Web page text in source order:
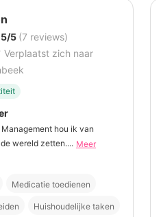
5/5 (7 reviews)
Verplaatst zich naar
hou ik van
wereld zetten.... Meer
Medicatie toedienen
Huishoudelijke taken